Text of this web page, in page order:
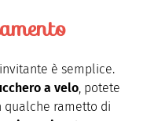
è semplice.
a velo, potete
qualche rametto di